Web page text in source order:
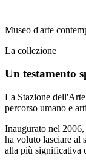
Museo d'arte
La collezione
Un testamento
La Stazione
percorso umano e
Inaugurato nel
ha voluto lasciare al
alla più significativa